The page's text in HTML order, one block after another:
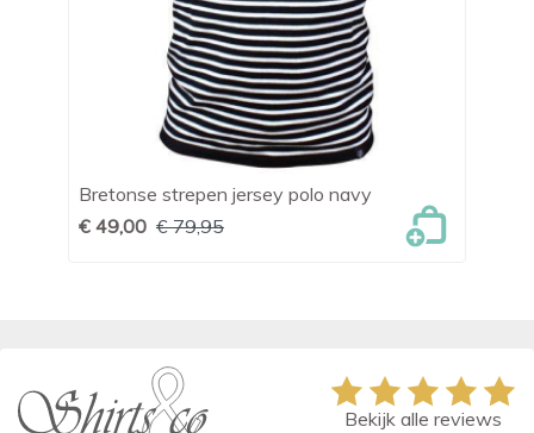
Bretonse strepen jersey polo navy
€ 49,00 € 79,95
Bekijk alle reviews